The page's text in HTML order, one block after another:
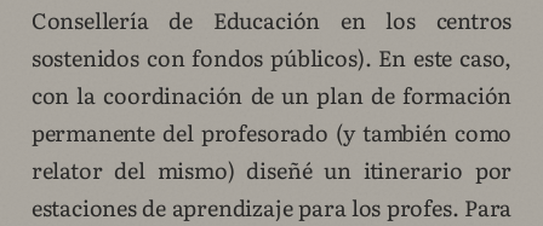
Consellería de Educación en los centros
sostenidos con fondos públicos). En este caso,
con la coordinación de un plan de formación
permanente del profesorado (y también como
relator del mismo) diseñé un itinerario por
estaciones de aprendizaje para los profes. Para